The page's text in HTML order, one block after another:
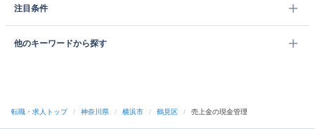
注目条件
他のキーワードから探す
転職・求人トップ / 神奈川県 / 横浜市 / 鶴見区 / 売上金の現金管理